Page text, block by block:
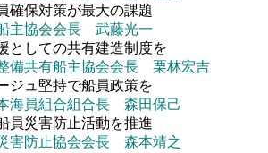
保対策が最大の課題
主協会会長 武藤光一
しての共有建造制度を
備共有船主協会会長 栗林宏吉
ュ堅持で船員政策を
海員組合組合長 森田保己
災害防止活動を推進
害防止協会会長 森本靖之